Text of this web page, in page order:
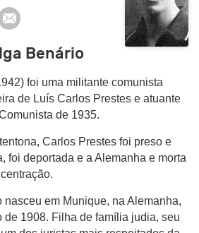
Benário
foi uma militante comunista
de Luís Carlos Prestes e atuante
de 1935.
Carlos Prestes foi preso e
foi deportada e a Alemanha e morta
nasceu em Munique, na Alemanha,
de 1908. Filha de família judia, seu